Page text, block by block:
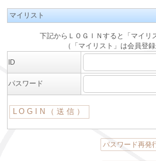
マイリスト
下記からＬＯＧＩＮすると「マイリ
（「マイリスト」は会員登録
ID
パスワード
パスワード再発